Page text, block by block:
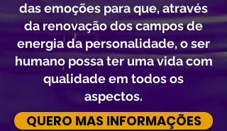
das emoções para que, através
da renovação dos campos de
energia da personalidade, o ser
humano possa ter uma vida com
qualidade em todos os
aspectos.
QUERO MAS INFORMAÇÕES